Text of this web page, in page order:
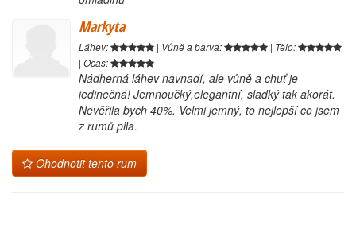
Markyta
Láhev: | Vůně a barva:
| Tělo:
| Ocas:
Nádherná láhev navnadí, ale vůně a chuť je
jedinečná! Jemnoučký,elegantní, sladký tak akorát.
Nevěřila bych 40%. Velmi jemný, to nejlepší co jsem
z rumů pila.
Ohodnotit tento rum